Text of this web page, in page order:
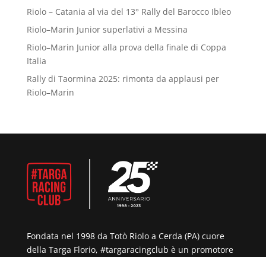
Riolo – Catania al via del 13° Rally del Barocco Ibleo
Riolo–Marin Junior superlativi a Messina
Riolo–Marin Junior alla prova della finale di Coppa
Italia
Rally di Taormina 2025: rimonta da applausi per
Riolo–Marin
Fondata nel 1998 da Totò Riolo a Cerda (PA) cuore
della Targa Florio, #targaracingclub è un promotore